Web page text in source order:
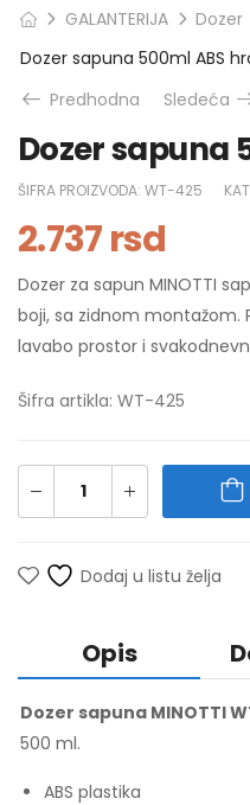
GALANTERIJA
Dozer
Dozer sapuna 500ml ABS
Predhodna
Sledeća
Dozer sapuna
ŠIFRA PROIZVODA: WT-425
2.737rsd
Dozer za sapun MINOTTI
boji, sa zidnom montažom.
lavabo prostor i
Šifra artikla: WT-425
Dodaj u listu želja
Opis
Dozer sapuna MINOTTI
500 ml.
ABS plastika